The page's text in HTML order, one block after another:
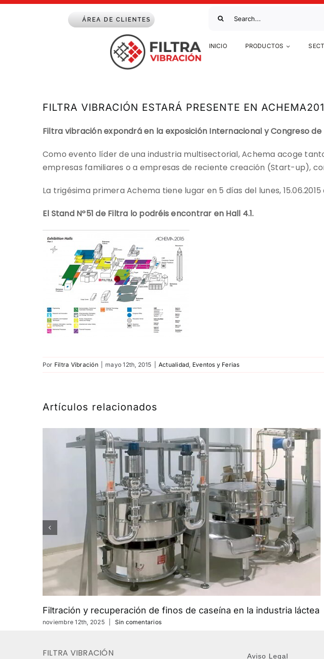
Saltar
ÁREA DE CLIENTES
INICIO PRODUCTOS
FILTRA VIBRACIÓN ESTARÁ PRESENTE EN
Filtra vibración expondrá en la exposición Internacional y Congreso
Como evento líder de una industria multisectorial, Achema acoge
empresas familiares o a empresas de reciente creación (Start-up),
La trigésima primera Achema tiene lugar en 5 días del lunes, 15.06.2015
El Stand Nº51 de Filtra lo podréis encontrar en Hall 4.1.
Por Filtra Vibración mayo 12th, 2015 Actualidad, Eventos y Ferias
Artículos relacionados
Filtración y recuperación de finos de caseína en la industria láctea
noviembre 12th, 2025 Sin comentarios
FILTRA VIBRACIÓN Aviso Legal